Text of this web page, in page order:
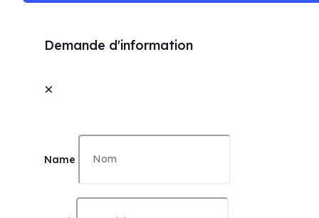
Demande d'information
×
Name